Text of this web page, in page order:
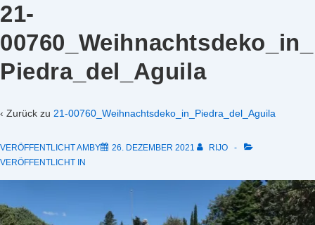
21-
00760_Weihnachtsdeko_in_
Piedra_del_Aguila
‹ Zurück zu 21-00760_Weihnachtsdeko_in_Piedra_del_Aguila
VERÖFFENTLICHT AMBY 26. DEZEMBER 2021
RIJO
VERÖFFENTLICHT IN